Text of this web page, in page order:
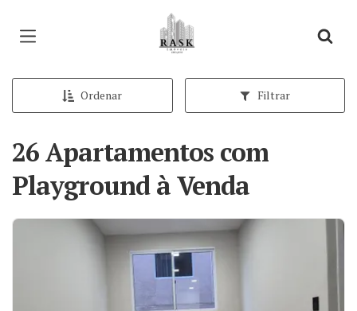
Página inicial
Ordenar Filtrar
26 Apartamentos com
Playground à Venda